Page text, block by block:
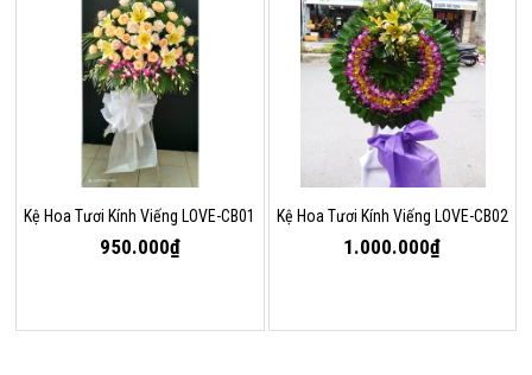
Kệ Hoa Tươi Kính Viếng LOVE-CB01
950.000₫
Kệ Hoa Tươi Kính Viếng LOVE-CB02
1.000.000₫